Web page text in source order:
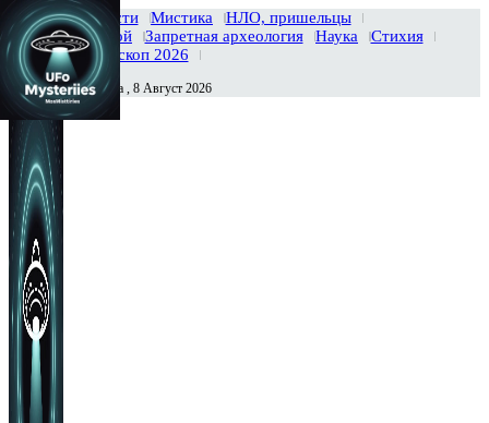
Главная Новости Мистика
НЛО, пришельцы
Тайны вселенной
Запретная археология Наука
Стихия
История
Гороскоп 2026
Сегодня Суббота , 8 Август 2026